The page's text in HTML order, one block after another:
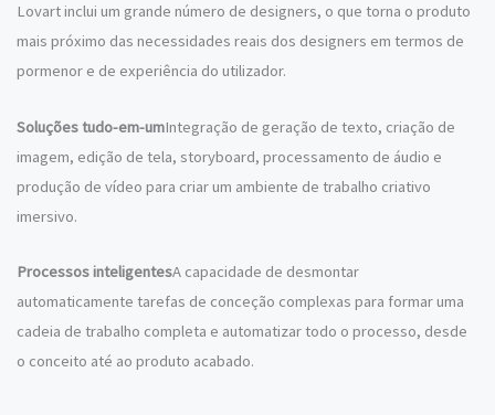
Lovart inclui um grande número de designers, o que torna o produto
mais próximo das necessidades reais dos designers em termos de
pormenor e de experiência do utilizador.
Soluções tudo-em-umIntegração de geração de texto, criação de
imagem, edição de tela, storyboard, processamento de áudio e
produção de vídeo para criar um ambiente de trabalho criativo
imersivo.
Processos inteligentesA capacidade de desmontar
automaticamente tarefas de conceção complexas para formar uma
cadeia de trabalho completa e automatizar todo o processo, desde
o conceito até ao produto acabado.